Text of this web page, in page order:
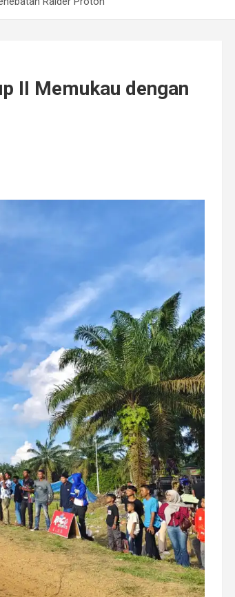
II Memukau dengan